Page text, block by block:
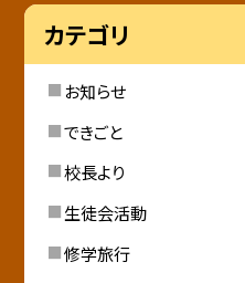
カテゴリ
お知らせ
できごと
校長より
生徒会活動
修学旅行